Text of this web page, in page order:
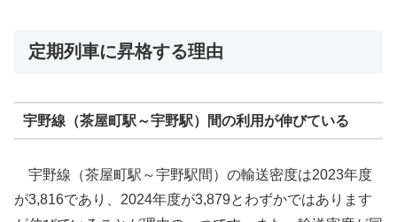
定期列車に昇格する理由
宇野線（茶屋町駅～宇野駅）間の利用が伸びている
宇野線（茶屋町駅～宇野駅間）の輸送密度は2023年度
が3,816であり、2024年度が3,879とわずかではあります